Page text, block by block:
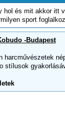
hol és mit akkor
sport
-Budapest
harcművészetek
stílusok